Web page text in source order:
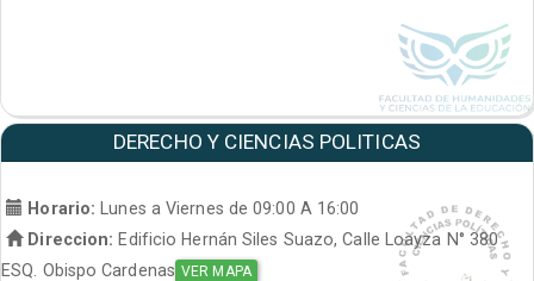
DERECHO Y CIENCIAS POLITICAS
Horario:
Lunes a Viernes de 09:00 A 16:00
Direccion: Edificio Hernán Siles Suazo, Calle Loayza N° 380
ESQ. Obispo Cardenas VER MAPA